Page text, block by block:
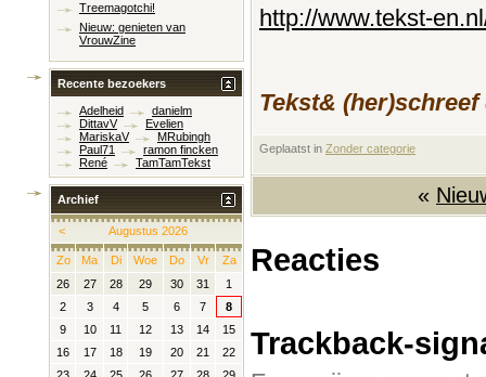
http://www.tekst-
Tekst&
Geplaatst in Zonder categorie
«
Reacties
Trackback-
Treemagotchi!
Nieuw: genieten van
VrouwZine
Recente bezoekers
Adelheid
danielm
DittavV
Evelien
MariskaV
MRubingh
Paul71
ramon fincken
René
TamTamTekst
Archief
< Augustus 2026
Zo Ma Di Woe Do Vr
Za
26
27 28 29 30 31
1
2
3 4 5 6 7
8
9
10 11 12 13 14
15
16
17 18 19 20 21
22